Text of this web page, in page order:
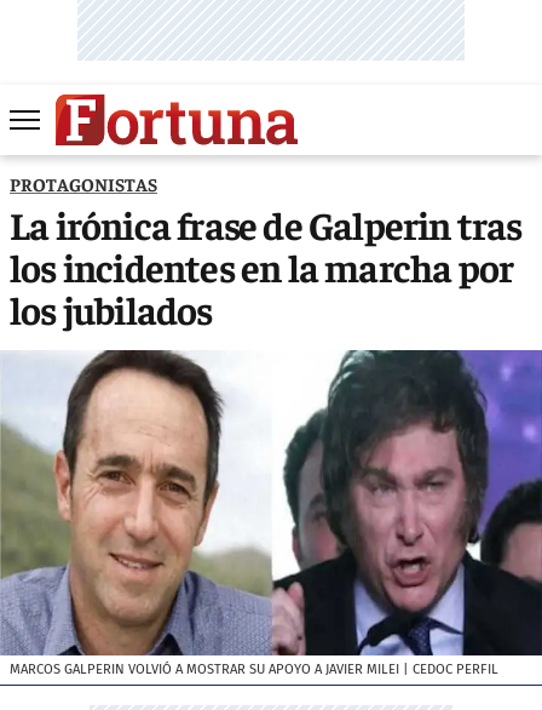
PROTAGONISTAS
La irónica frase de Galperin tras
los incidentes en la marcha por
los jubilados
MARCOS GALPERIN VOLVIÓ A MOSTRAR SU APOYO A JAVIER MILEI | CEDOC PERFIL